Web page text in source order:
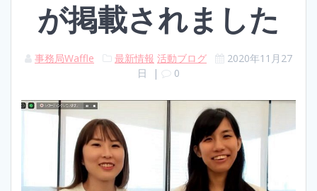
が掲載されました
事務局Waffle 最新情報 活動ブログ
2020年11月27
日
| 0